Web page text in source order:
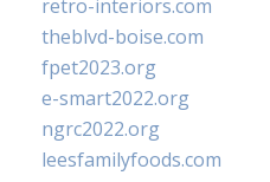
retro-interiors.com
theblvd-boise.com
fpet2023.org
e-smart2022.org
ngrc2022.org
leesfamilyfoods.com